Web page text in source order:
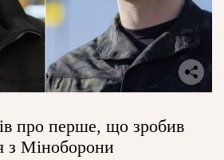
про перше, що зробив
з Міноборони